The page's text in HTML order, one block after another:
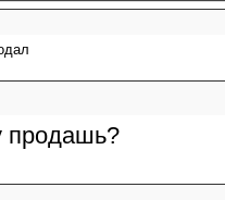
продашь?